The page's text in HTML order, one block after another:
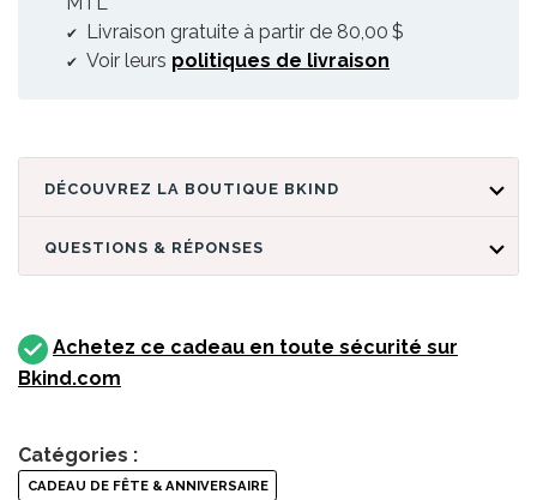
Livraison gratuite à partir de 80,00 $
Voir leurs politiques de livraison
DÉCOUVREZ LA BOUTIQUE BKIND
QUESTIONS & RÉPONSES
Achetez ce cadeau en toute sécurité sur
Bkind.com
Catégories :
CADEAU DE FÊTE & ANNIVERSAIRE